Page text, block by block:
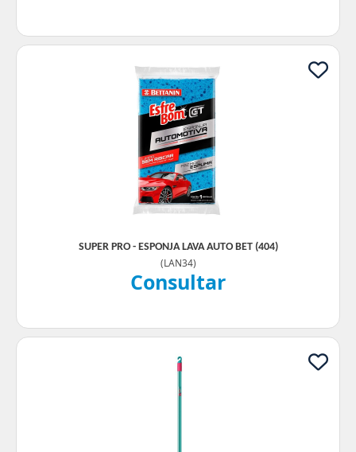
SUPER PRO - ESPONJA LAVA AUTO BET (404)
(LAN34)
Consultar